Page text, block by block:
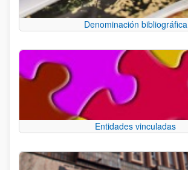
Denominación bibliográfica
Entidades vinculadas